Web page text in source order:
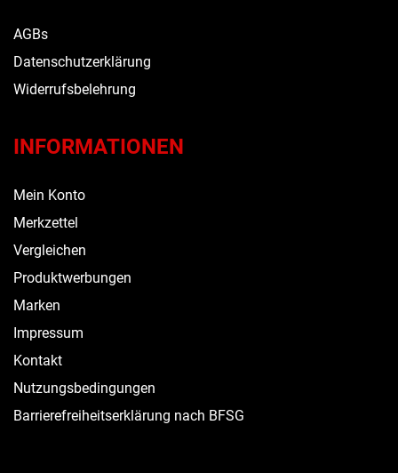
AGBs
Datenschutzerklärung
Widerrufsbelehrung
INFORMATIONEN
Mein Konto
Merkzettel
Vergleichen
Produktwerbungen
Marken
Impressum
Kontakt
Nutzungsbedingungen
Barrierefreiheitserklärung nach BFSG